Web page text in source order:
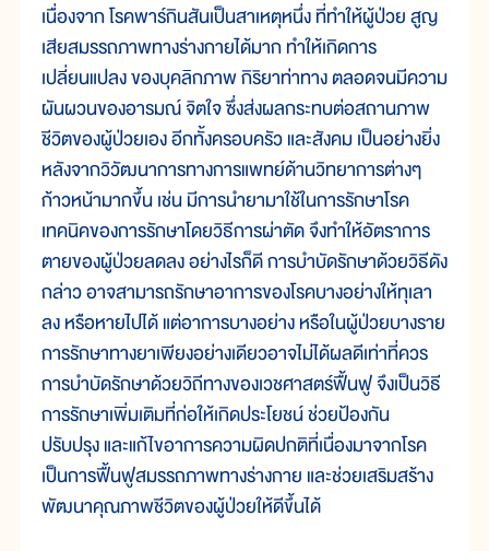
เนื่องจาก โรคพาร์กินสันเป็นสาเหตุหนึ่ง ที่ทำให้ผู้ป่วย สูญ
เสียสมรรถภาพทางร่างกายได้มาก ทำให้เกิดการ
เปลี่ยนแปลง ของบุคลิกภาพ กิริยาท่าทาง ตลอดจนมีความ
ผันผวนของอารมณ์ จิตใจ ซึ่งส่งผลกระทบต่อสถานภาพ
ชีวิตของผู้ป่วยเอง อีกทั้งครอบครัว และสังคม เป็นอย่างยิ่ง
หลังจากวิวัฒนาการทางการแพทย์ด้านวิทยาการต่างๆ
ก้าวหน้ามากขึ้น เช่น มีการนำยามาใช้ในการรักษาโรค
เทคนิคของการรักษาโดยวิธีการผ่าตัด จึงทำให้อัตราการ
ตายของผู้ป่วยลดลง อย่างไรก็ดี การบำบัดรักษาด้วยวิธีดัง
กล่าว อาจสามารถรักษาอาการของโรคบางอย่างให้ทุเลา
ลง หรือหายไปได้ แต่อาการบางอย่าง หรือในผู้ป่วยบางราย
การรักษาทางยาเพียงอย่างเดียวอาจไม่ได้ผลดีเท่าที่ควร
การบำบัดรักษาด้วยวิถีทางของเวชศาสตร์ฟื้นฟู จึงเป็นวิธี
การรักษาเพิ่มเติมที่ก่อให้เกิดประโยชน์ ช่วยป้องกัน
ปรับปรุง และแก้ไขอาการความผิดปกติที่เนื่องมาจากโรค
เป็นการฟื้นฟูสมรรถภาพทางร่างกาย และช่วยเสริมสร้าง
พัฒนาคุณภาพชีวิตของผู้ป่วยให้ดีขึ้นได้